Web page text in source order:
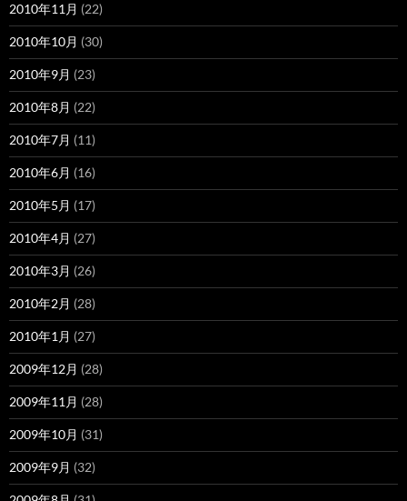
2010年11月 (22)
2010年10月 (30)
2010年9月 (23)
2010年8月 (22)
2010年7月 (11)
2010年6月 (16)
2010年5月 (17)
2010年4月 (27)
2010年3月 (26)
2010年2月 (28)
2010年1月 (27)
2009年12月 (28)
2009年11月 (28)
2009年10月 (31)
2009年9月 (32)